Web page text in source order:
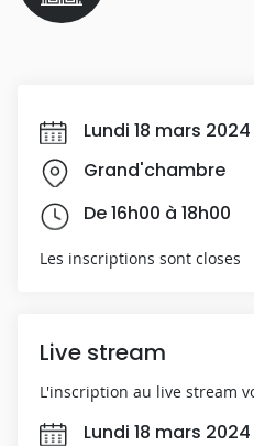
Lundi 18 mars 2024
Grand'chambre
De 16h00 à 18h00
Les inscriptions sont closes
Live stream
L'inscription au live stream
Lundi 18 mars 2024